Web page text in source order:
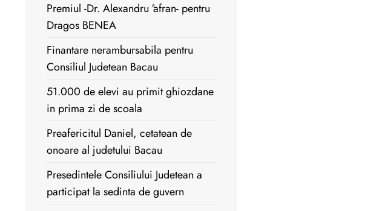
Premiul -Dr. Alexandru ªafran- pentru
Dragos BENEA
Finantare nerambursabila pentru
Consiliul Judetean Bacau
51.000 de elevi au primit ghiozdane
in prima zi de scoala
Preafericitul Daniel, cetatean de
onoare al judetului Bacau
Presedintele Consiliului Judetean a
participat la sedinta de guvern